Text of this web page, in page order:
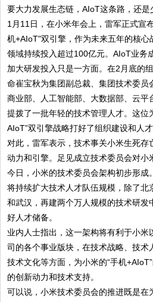
要大力发展生态链，AIoT这条路，还是
1月11日，在小米年会上，雷军正式宣
机+AIoT"双引擎，作为未来五年的核
领域持续投入超过100亿元。AIoT业务
加大研发投入只是一方面。在2月底的
命崔宝秋为集团副总裁、集团技术委员
商业部、人工智能部、大数据部、云平
提拨了一批年轻的技术管理人才。这位
AIoT”双引擎战略打好了组织建设和人才
对此，雷军表示，技术事关小米生死存
动力和引擎。足见成立技术委员会对小
今日，小米的技术委员会架构初步形成
将持续扩大技术人才队伍规模，除了北
和武汉，再建两个万人规模的技术研发
好人才储备。
业内人士指出，这一架构将有利于小
司的各个事业版块，在技术战略、技术
技术文化等方面，为小米的“手机
的创新动力和技术支持。
可以说，小米技术委员会的推进既是在